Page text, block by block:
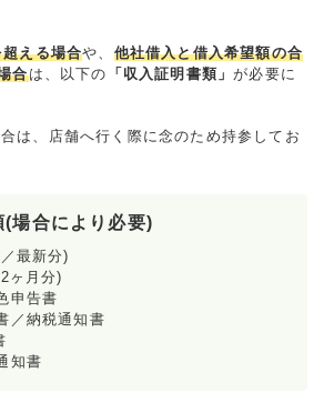
える場合や、 他社借入と借入希望額の合
合は、以下の 「収入証明書類」が必要に
は、店舗へ行く際に念のため持参してお
(場合により必要)
最新分)
ヶ月分)
申告書
／納税通知書
知書